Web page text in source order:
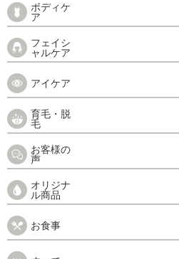
ボディケ
ア
フェイシ
ャルケア
アイケア
育毛・脱
毛
お客様の
声
オリジナ
ル商品
お食事